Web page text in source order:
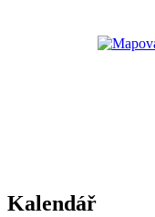
Kalendář